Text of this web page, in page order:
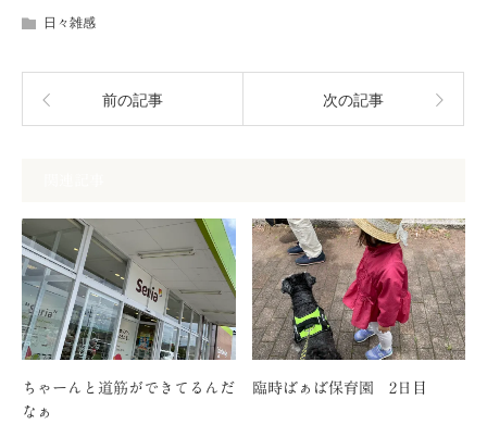
日々雑感
前の記事 次の記事
ちゃーんと道筋ができてるんだ
なぁ
臨時ばぁば保育園 2日目